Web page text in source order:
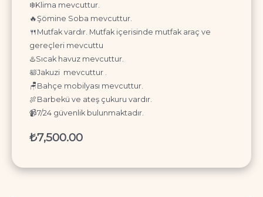
❄️Klima mevcuttur.
🔥Şömine Soba mevcuttur.
🍴Mutfak vardır. Mutfak içerisinde mutfak araç ve
gereçleri mevcuttu
♨️Sıcak havuz mevcuttur.
🛀Jakuzi mevcuttur .
🪑Bahçe mobilyası mevcuttur.
🍖Barbekü ve ateş çukuru vardır.
📹7/24 güvenlik bulunmaktadır.
₺7,500.00